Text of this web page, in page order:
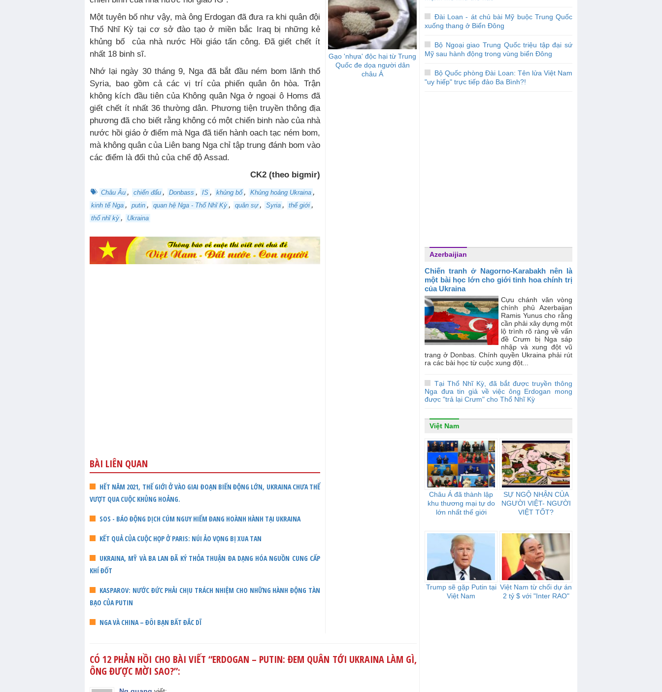
Một tuyên bố như vậy, mà ông Erdogan đã đưa ra khi quân đội
Thổ Nhĩ Kỳ tại cơ sở đào tạo ở miền bắc Iraq bị những kẻ
khủng bố của nhà nước Hồi giáo tấn công. Đã giết chết ít
nhất 18 binh sĩ.
Nhớ lại ngày 30 tháng 9, Nga đã bắt đầu ném bom lãnh thổ
Syria, bao gồm cả các vị trí của phiến quân ôn hòa. Trận
không kích đầu tiên của Không quân Nga ở ngoại ô Homs đã
giết chết ít nhất 36 thường dân. Phương tiện truyền thông địa
phương đã cho biết rằng không có một chiến binh nào của nhà
nước hồi giáo ở điểm mà Nga đã tiến hành oach tạc ném bom,
mà không quân của Liên bang Nga chỉ tập trung đánh bom vào
các điểm là đối thủ của chế độ Assad.
CK2 (theo bigmir)
Châu Âu , chiến đấu , Donbass , IS , khủng bố , Khủng hoảng Ukraina ,
kinh tế Nga , putin , quan hệ Nga - Thổ Nhĩ Kỳ , quân sự , Syria , thế giới ,
thổ nhĩ kỳ , Ukraina
BÀI LIÊN QUAN
HẾT NĂM 2021, THẾ GIỚI Ở VÀO GIAI ĐOẠN BIẾN ĐỘNG LỚN, UKRAINA CHƯA THỂ
VƯỢT QUA CUỘC KHỦNG HOẢNG.
SOS - BÁO ĐỘNG DỊCH CÚM NGUY HIỂM ĐANG HOÀNH HÀNH TẠI UKRAINA
KẾT QUẢ CỦA CUỘC HỌP Ở PARIS: NÚI ẢO VỌNG BỊ XUA TAN
UKRAINA, MỸ VÀ BA LAN ĐÃ KÝ THỎA THUẬN ĐA DẠNG HÓA NGUỒN CUNG CẤP
KHÍ ĐỐT
KASPAROV: NƯỚC ĐỨC PHẢI CHỊU TRÁCH NHIỆM CHO NHỮNG HÀNH ĐỘNG TÀN
BẠO CỦA PUTIN
NGA VÀ CHINA – ĐÔI BẠN BẤT ĐẮC DĨ
Gạo 'nhựa' độc hại từ Trung
Quốc đe dọa người dân
châu Á
CÓ 12 PHẢN HỒI CHO BÀI VIẾT “ERDOGAN – PUTIN: ĐEM QUÂN TỚI UKRAINA LÀM GÌ,
ÔNG ĐƯỢC MỜI SAO?”:
Đài Loan - át chủ bài Mỹ buộc Trung Quốc
xuống thang ở Biển Đông
Bộ Ngoại giao Trung Quốc triệu tập đại sứ
Mỹ sau hành động trong vùng biển Đông
Bộ Quốc phòng Đài Loan: Tên lửa Việt Nam
"uy hiếp" trực tiếp đảo Ba Bình?!
Azerbaijian
Chiến tranh ở Nagorno-Karabakh nên là
một bài học lớn cho giới tinh hoa chính trị
của Ukraina
Cựu chánh văn vòng
chính phủ Azerbaijan
Ramis Yunus cho rằng
cần phải xây dựng một
lộ trình rõ ràng về vấn
đề Crưm bị Nga sáp
nhập và xung đột vũ
trang ở Donbas. Chính quyền Ukraina phải rút
ra các bài học từ cuộc xung đột...
Tại Thổ Nhĩ Kỳ, đã bắt được truyền thông
Nga đưa tin giả về việc ông Erdogan mong
được "trả lại Crưm" cho Thổ Nhĩ Kỳ
Việt Nam
Châu Á đã thành lập
khu thương mại tự do
lớn nhất thế giới
SỰ NGỘ NHẬN CỦA
NGƯỜI VIỆT- NGƯỜI
VIỆT TỐT?
Trump sẽ gặp Putin tại
Việt Nam
Việt Nam từ chối dự án
2 tỷ $ với "Inter RAO"